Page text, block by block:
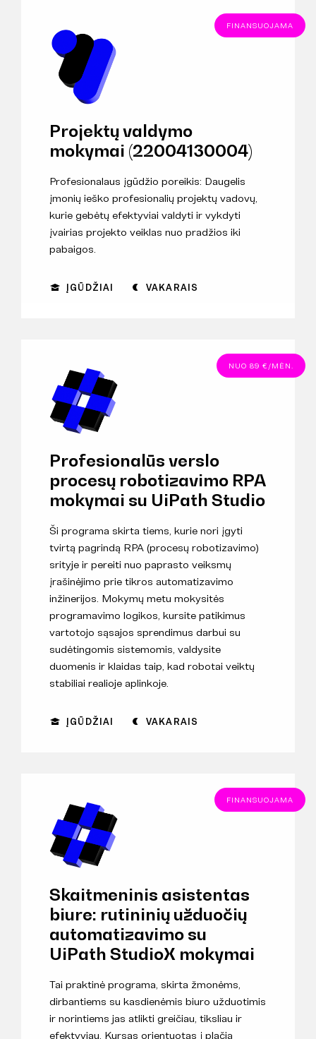
FINANSUOJAMA
Projektų valdymo
mokymai (22004130004)
Profesionalaus įgūdžio poreikis: Daugelis
įmonių ieško profesionalių projektų vadovų,
kurie gebėtų efektyviai valdyti ir vykdyti
įvairias projekto veiklas nuo pradžios iki
pabaigos.
ĮGŪDŽIAI VAKARAIS
NUO 89 €/MĖN.
Profesionalūs verslo
procesų robotizavimo RPA
mokymai su UiPath Studio
Ši programa skirta tiems, kurie nori įgyti
tvirtą pagrindą RPA (procesų robotizavimo)
srityje ir pereiti nuo paprasto veiksmų
įrašinėjimo prie tikros automatizavimo
inžinerijos. Mokymų metu mokysitės
programavimo logikos, kursite patikimus
vartotojo sąsajos sprendimus darbui su
sudėtingomis sistemomis, valdysite
duomenis ir klaidas taip, kad robotai veiktų
stabiliai realioje aplinkoje.
ĮGŪDŽIAI VAKARAIS
FINANSUOJAMA
Skaitmeninis asistentas
biure: rutininių užduočių
automatizavimo su
UiPath StudioX mokymai
Tai praktinė programa, skirta žmonėms,
dirbantiems su kasdienėmis biuro užduotimis
ir norintiems jas atlikti greičiau, tiksliau ir
efektyviau. Kursas orientuotas į plačią